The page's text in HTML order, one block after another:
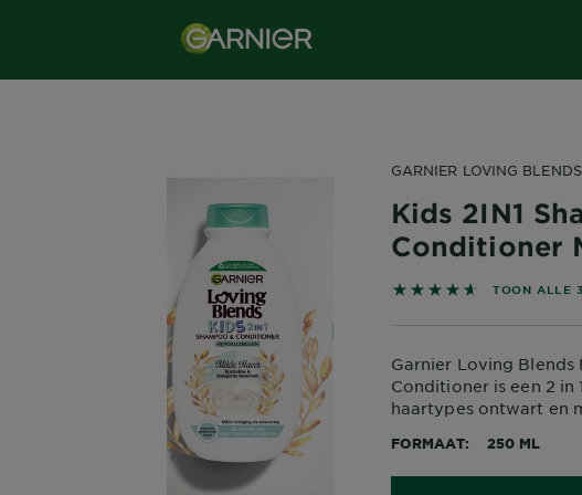
GARNIER LOVING BLENDS
Kids 2IN1
Conditioner
4.6286 out of 5 stars
TOON ALLE
Garnier Loving Blends
Conditioner is een 2
haartypes ontwart en
FORMAAT 250 ML